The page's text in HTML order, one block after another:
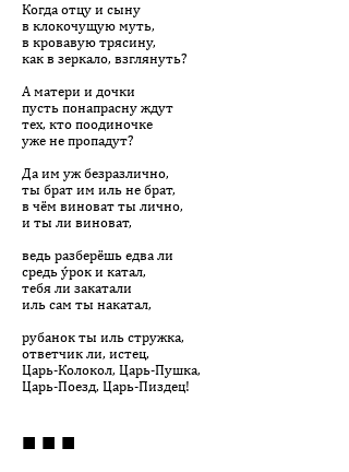
Когда отцу и сыну
в клокочущую муть,
в кровавую трясину,
как в зеркало, взглянуть?
А матери и дочки
пусть понапрасну ждут
тех, кто поодиночке
уже не пропадут?
Да им уж безразлично,
ты брат им иль не брат,
в чём виноват ты лично,
и ты ли виноват,
ведь разберёшь едва ли
средь ýрок и катал,
тебя ли закатали
иль сам ты накатал,
рубанок ты иль стружка,
ответчик ли, истец,
Царь-Колокол, Царь-Пушка,
Царь-Поезд, Царь-Пиздец!
■ ■ ■